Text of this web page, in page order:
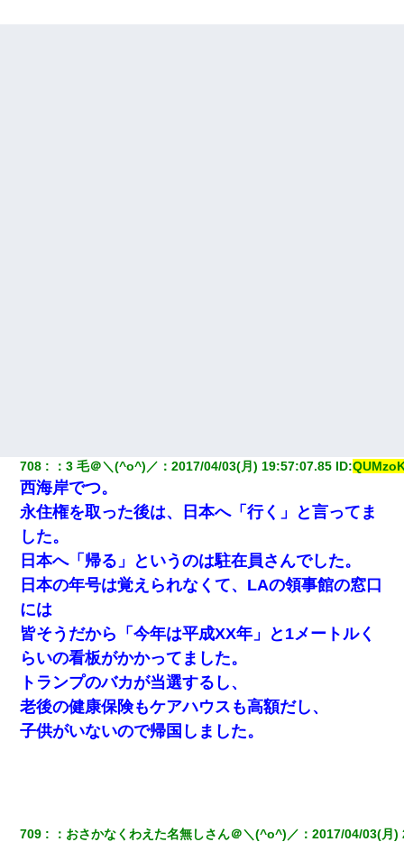
708 ：3 毛＠＼(^o^)／ ：2017/04/03(月) 19:57:07.85 ID:
西海岸でつ。
永住権を取った後は、日本へ「行く」と言ってま
した。
日本へ「帰る」というのは駐在員さんでした。
日本の年号は覚えられなくて、LAの領事館の窓口
には
皆そうだから「今年は平成XX年」と1メートルく
らいの看板がかかってました。
トランプのバカが当選するし、
老後の健康保険もケアハウスも高額だし、
子供がいないので帰国しました。
709 ： おさかなくわえた名無しさん＠＼(^o^)／ ：2017/04/03(月)